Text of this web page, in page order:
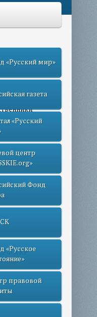
РФ и КР
«Русский мир»
газета
«Русский
центр
Фонд
«Русское
правовой